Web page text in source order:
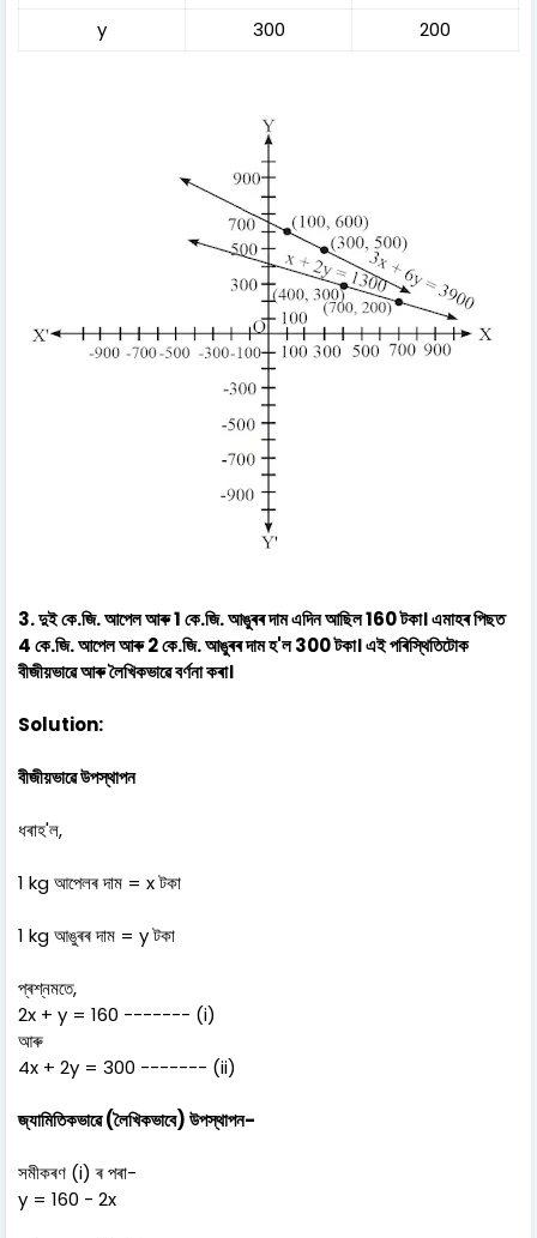
y 300 200
3. দুই কে.জি. আপেল আৰু 1 কে.জি. আঙুৰৰ দাম এদিন আছিল 160 টকা। এমাহৰ পিছত
4 কে.জি. আপেল আৰু 2 কে.জি. আঙুৰৰ দাম হ'ল 300 টকা। এই পৰিস্থিতিটোক
বীজীয়ভাৱে আৰু লৈখিকভাৱে বৰ্ণনা কৰা।
Solution:
বীজীয়ভাৱে উপস্থাপন
ধৰাহ'ল,
1 kg আপেলৰ দাম = x টকা
1 kg আঙুৰৰ দাম = y টকা
প্ৰশ্নমতে,
2x + y = 160 ------- (i)
আৰু
4x + 2y = 300 ------- (ii)
জ্যামিতিকভাৱে (লৈখিকভাবে) উপস্থাপন-
সমীকৰণ (i) ৰ পৰা-
y = 160 - 2x